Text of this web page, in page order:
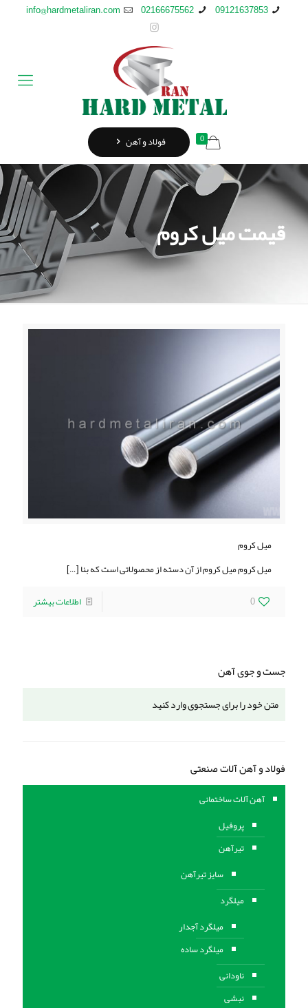
09121637853
02166675562
info@hardmetaliran.com
0 فولاد و آهن
قیمت میل کروم
میل کروم
میل کروم میل کروم از آن دسته از محصولاتی است که بنا[…]
0
اطلاعات بیشتر
جست و جوی آهن
فولاد و آهن آلات صنعتی
آهن آلات ساختمانی
پروفیل
تیرآهن
سایز تیرآهن
میلگرد
میلگرد آجدار
میلگرد ساده
ناودانی
نبشی